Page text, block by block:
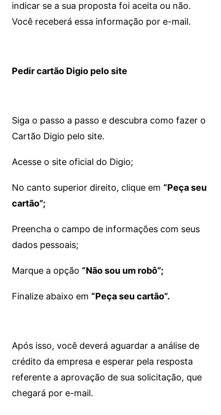
indicar se a sua proposta foi aceita ou não.
Você receberá essa informação por e-mail.
Pedir cartão Digio pelo site
Siga o passo a passo e descubra como fazer o
Cartão Digio pelo site.
Acesse o site oficial do Digio;
No canto superior direito, clique em “Peça seu
cartão”;
Preencha o campo de informações com seus
dados pessoais;
Marque a opção “Não sou um robô”;
Finalize abaixo em “Peça seu cartão”.
Após isso, você deverá aguardar a análise de
crédito da empresa e esperar pela resposta
referente a aprovação de sua solicitação, que
chegará por e-mail.